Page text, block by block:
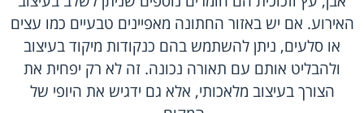
האירוע. אם יש באזור החתונה מאפיינים טבעיים כמו עצים
או סלעים, ניתן להשתמש בהם כנקודות מיקוד בעיצוב
ולהבליט אותם עם תאורה נכונה. זה לא רק יפחית את
הצורך בעיצוב מלאכותי, אלא גם ידגיש את היופי של